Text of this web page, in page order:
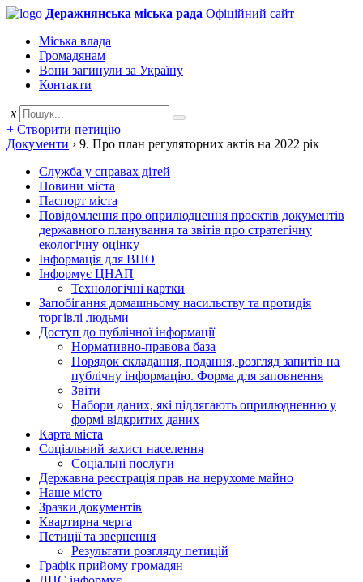
Деражнянська міська рада Офіційний сайт
Міська влада
Громадянам
Вони загинули за Україну
Контакти
x
+ Створити петицію
Документи › 9. Про план регуляторних актів на 2022 рік
Служба у справах дітей
Новини міста
Паспорт міста
Повідомлення про оприлюднення проєктів документів
державного планування та звітів про стратегічну
екологічну оцінку
Інформація для ВПО
Інформує ЦНАП
Технологічні картки
Запобігання домашньому насильству та протидія
торгівлі людьми
Доступ до публічної інформації
Нормативно-правова база
Порядок складання, подання, розгляд запитів на
публічну інформацію. Форма для заповнення
Звіти
Набори даних, які підлягають оприлюдненню у
формі відкритих даних
Карта міста
Соціальний захист населення
Соціальні послуги
Державна реєстрація прав на нерухоме майно
Наше місто
Зразки документів
Квартирна черга
Петиції та звернення
Результати розгляду петицій
Графік прийому громадян